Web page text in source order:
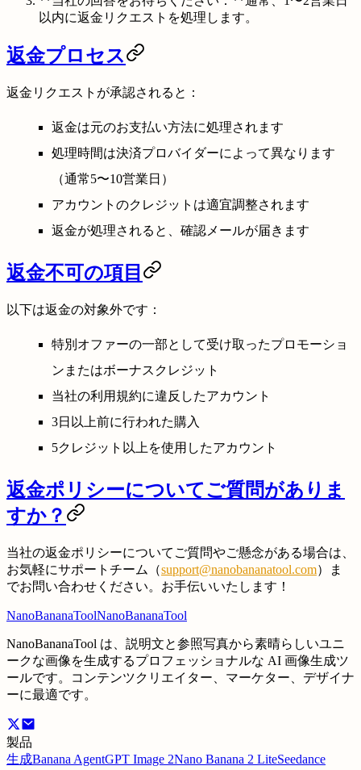
以内に返金リクエストを処理します。
返金プロセス
返金リクエストが承認されると：
返金は元のお支払い方法に処理されます
処理時間は決済プロバイダーによって異なります
（通常5〜10営業日）
アカウントのクレジットは適宜調整されます
返金が処理されると、確認メールが届きます
返金不可の項目
以下は返金の対象外です：
特別オファーの一部として受け取ったプロモーショ
ンまたはボーナスクレジット
当社の利用規約に違反したアカウント
3日以上前に行われた購入
5クレジット以上を使用したアカウント
返金ポリシーについてご質問がありま
すか？
当社の返金ポリシーについてご質問やご懸念がある場合は、
お気軽にサポートチーム（support@nanobananatool.com）ま
でお問い合わせください。お手伝いいたします！
NanoBananaToolNanoBananaTool
NanoBananaTool は、説明文と参照写真から素晴らしいユニ
ークな画像を生成するプロフェッショナルな AI 画像生成ツ
ールです。コンテンツクリエイター、マーケター、デザイナ
ーに最適です。
製品
生成Banana AgentGPT Image 2Nano Banana 2 LiteSeedance